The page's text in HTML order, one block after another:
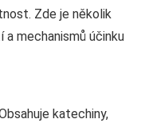
Zde je několik
mechanismů účinku
katechiny,